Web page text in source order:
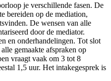
je verschillende fasen. De
bereiden op de mediation,
De wensen van alle
door de mediator.
en onderhandelingen. Tot slot
gemaakte afspraken op
vraagt vaak om 3 tot 8
1,5 uur. Het intakegesprek is